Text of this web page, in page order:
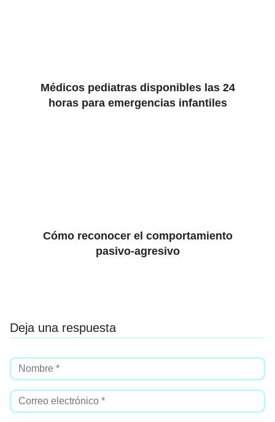
Médicos pediatras disponibles las 24
horas para emergencias infantiles
Cómo reconocer el comportamiento
pasivo-agresivo
Deja una respuesta